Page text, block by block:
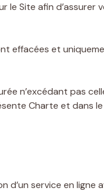
le Site afin
effacées et
n’excédant pas
Charte et dans
service en ligne